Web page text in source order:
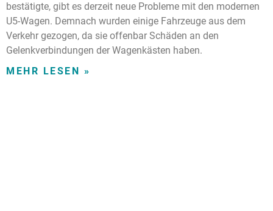
bestätigte, gibt es derzeit neue Probleme mit den modernen
U5-Wagen. Demnach wurden einige Fahrzeuge aus dem
Verkehr gezogen, da sie offenbar Schäden an den
Gelenkverbindungen der Wagenkästen haben.
MEHR LESEN »